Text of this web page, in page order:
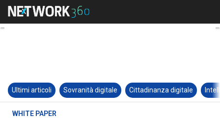
Ultimi articoli Sovranità digitale Cittadinanza digitale
WHITE PAPER